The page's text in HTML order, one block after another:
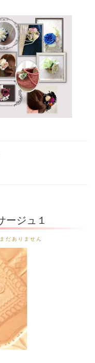
ージュ１
だありません